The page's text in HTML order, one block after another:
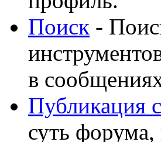
Поиск -
в
Публикация
суть форума,